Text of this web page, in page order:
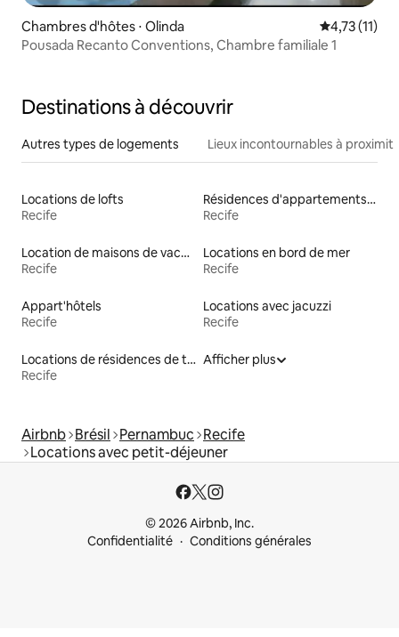
Chambres d'hôtes ⋅ Olinda Évaluation
4,73 (11)
Pousada Recanto Conventions, Chambre familiale 1
Destinations à découvrir
Autres types de logements Lieux incontournables à
Locations de lofts
Recife
Résidences d'appartements en location
Recife
Location de maisons de vacances
Recife
Locations en bord de mer
Recife
Appart'hôtels
Recife
Locations avec jacuzzi
Recife
Locations de résidences de tourisme
Recife
Afficher plus
Airbnb Brésil Pernambuc Recife
Locations avec petit-déjeuner
© 2026 Airbnb, Inc.
Confidentialité
Conditions générales